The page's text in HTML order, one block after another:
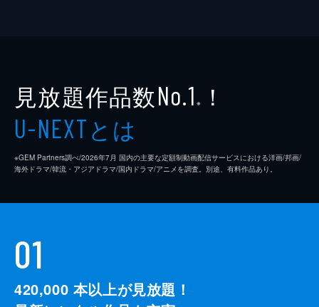
見放題作品数No.1 ※ ！
U-NEXTとは
※GEM Partners調べ/2026年7⽉ 国内の主要な定額制動画配信サービスにおける洋画/邦画/
海外ドラマ/韓流・アジアドラマ/国内ドラマ/アニメを調査。別途、有料作品あり。
01
420,000 本以上が見放題！